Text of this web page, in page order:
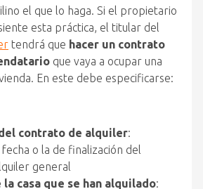
el que lo haga. Si el propietario
esta práctica, el titular del
tendrá que hacer un contrato
que vaya a ocupar una
En este debe especificarse:
contrato de alquiler:
o la de finalización del
general
la casa que se han alquilado: